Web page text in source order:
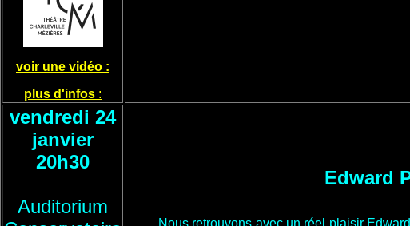
voir une vidéo :
plus d'infos :
vendredi 24
janvier
20h30
Auditorium
Edward
Nous retrouvons avec un réel plaisir